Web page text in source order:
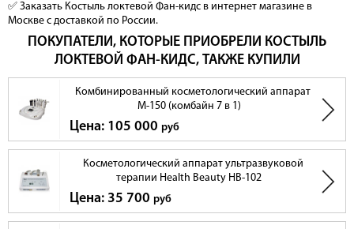
✅ Заказать Костыль локтевой Фан-кидс в интернет магазине в
Москве с доставкой по России.
ПОКУПАТЕЛИ, КОТОРЫЕ ПРИОБРЕЛИ КОСТЫЛЬ
ЛОКТЕВОЙ ФАН-КИДС, ТАКЖЕ КУПИЛИ
Комбинированный косметологический аппарат
М-150 (комбайн 7 в 1)
Цена: 105 000 руб
Косметологический аппарат ультразвуковой
терапии Health Beauty НВ-102
Цена: 35 700 руб